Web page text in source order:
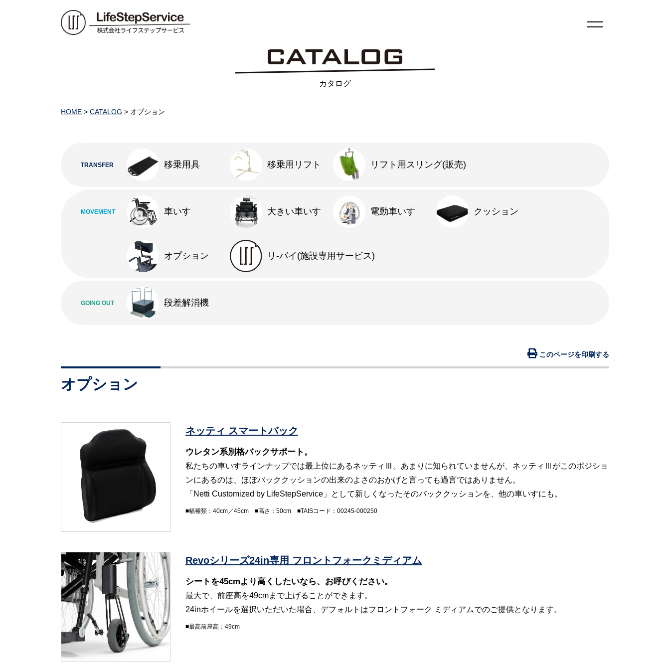
カタログ
HOME > CATALOG > オプション
TRANSFER 移乗用具 移乗用リフト リフト用スリング(販売)
MOVEMENT 車いす 大きい車いす 電動車いす クッション
オプション リ-バイ(施設専用サービス)
GOING OUT 段差解消機
このページを印刷する
オプション
ネッティ スマートバック
ウレタン系別格バックサポート。
私たちの車いすラインナップでは最上位にあるネッティⅢ。あまりに知られていませんが、ネッティⅢがこのポジショ
ンにあるのは、ほぼバッククッションの出来のよさのおかげと言っても過言ではありません。
「Netti Customized by LifeStepService」として新しくなったそのバッククッションを、他の車いすにも。
■幅種類：40cm／45cm ■高さ：50cm ■TAISコード：00245-000250
Revoシリーズ24in専用 フロントフォークミディアム
シートを45cmより高くしたいなら、お呼びください。
最大で、前座高を49cmまで上げることができます。
24inホイールを選択いただいた場合、デフォルトはフロントフォーク ミディアムでのご提供となります。
■最高前座高：49cm